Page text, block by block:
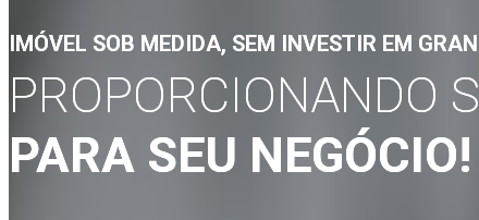
IMÓVEL SOB MEDIDA, SEM INVESTIR EM
PROPORCIONANDO
PARA SEU NEGÓCIO!